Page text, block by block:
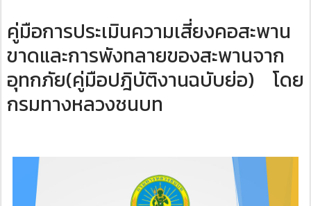
คู่มือการประเมินความเสี่ยงคอสะพาน
ขาดและการพังทลายของสะพานจาก
อุทกภัย(คู่มือปฎิบัติงานฉบับย่อ) โดย
กรมทางหลวงชนบท